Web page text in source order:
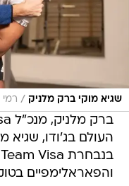
שגיא מוקי ברק מלניק / רמי
העולם בג'ודו, שגיא